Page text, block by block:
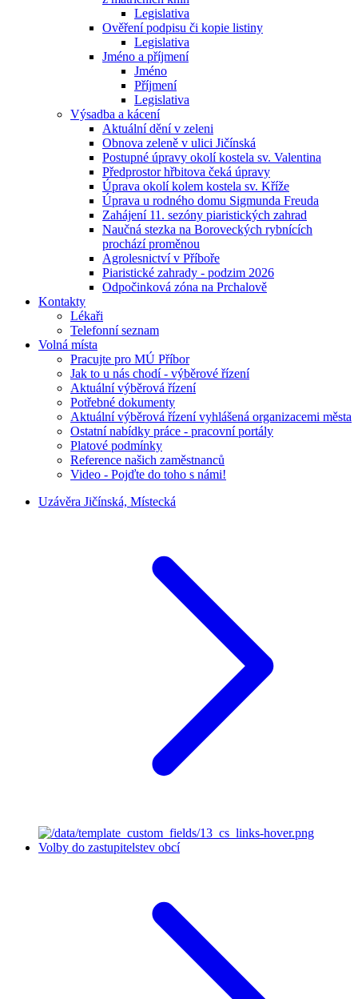
Legislativa
Ověření podpisu či kopie listiny
Legislativa
Jméno a příjmení
Jméno
Příjmení
Legislativa
Výsadba a kácení
Aktuální dění v zeleni
Obnova zeleně v ulici Jičínská
Postupné úpravy okolí kostela sv. Valentina
Předprostor hřbitova čeká úpravy
Úprava okolí kolem kostela sv. Kříže
Úprava u rodného domu Sigmunda Freuda
Zahájení 11. sezóny piaristických zahrad
Naučná stezka na Boroveckých rybnících
prochází proměnou
Agrolesnictví v Příboře
Piaristické zahrady - podzim 2026
Odpočinková zóna na Prchalově
Kontakty
Lékaři
Telefonní seznam
Volná místa
Pracujte pro MÚ Příbor
Jak to u nás chodí - výběrové řízení
Aktuální výběrová řízení
Potřebné dokumenty
Aktuální výběrová řízení vyhlášená organizacemi města
Ostatní nabídky práce - pracovní portály
Platové podmínky
Reference našich zaměstnanců
Video - Pojďte do toho s námi!
Uzávěra Jičínská, Místecká
Volby do zastupitelstev obcí